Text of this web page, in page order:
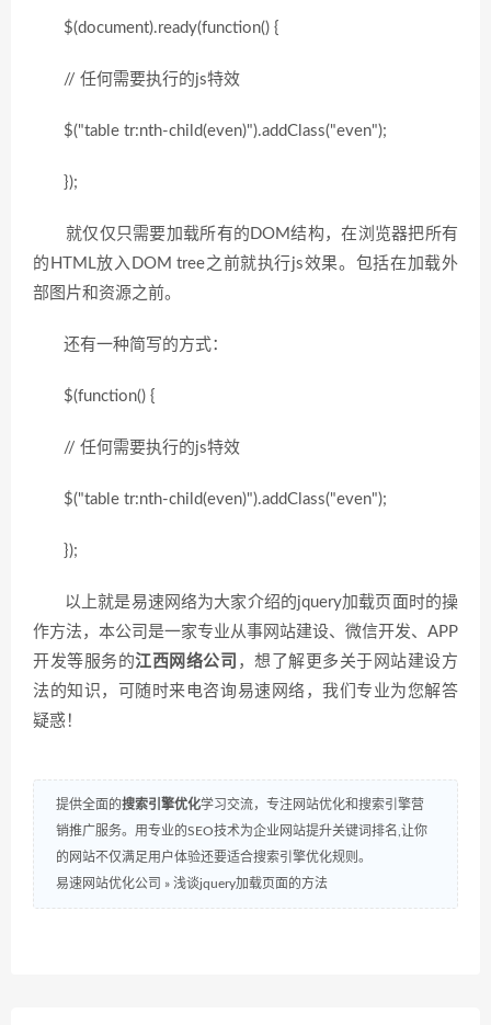
$(document).ready(function() {
// 任何需要执行的js特效
$("table tr:nth-child(even)").addClass("even");
});
就仅仅只需要加载所有的DOM结构，在浏览器把所有
的HTML放入DOM tree之前就执行js效果。包括在加载外
部图片和资源之前。
还有一种简写的方式：
$(function() {
// 任何需要执行的js特效
$("table tr:nth-child(even)").addClass("even");
});
以上就是易速网络为大家介绍的jquery加载页面时的操
作方法，本公司是一家专业从事网站建设、微信开发、APP
开发等服务的江西网络公司 ，想了解更多关于网站建设方
法的知识，可随时来电咨询易速网络，我们专业为您解答
疑惑！
提供全面的搜索引擎优化学习交流，专注网站优化和搜索引擎营
销推广服务。用专业的SEO技术为企业网站提升关键词排名,让你
的网站不仅满足用户体验还要适合搜索引擎优化规则。
易速网站优化公司 » 浅谈jquery加载页面的方法